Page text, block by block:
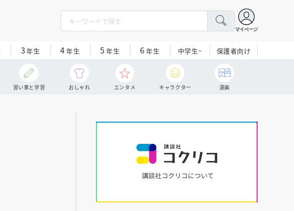
マイページ
3年生 4年生 5 年生 6年生 中学生~ 保護者向け
習い事と学習 おしゃれ エンタメ キャラクター 漫画